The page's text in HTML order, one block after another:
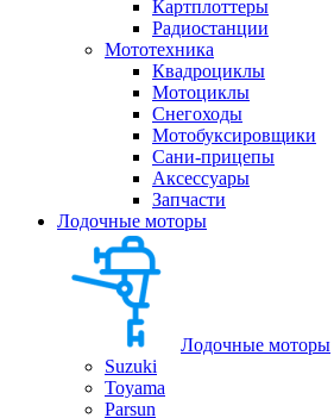
Картплоттеры
Радиостанции
Мототехника
Квадроциклы
Мотоциклы
Снегоходы
Мотобуксировщики
Сани-прицепы
Аксессуары
Запчасти
Лодочные моторы
Лодочные моторы
Suzuki
Toyama
Parsun